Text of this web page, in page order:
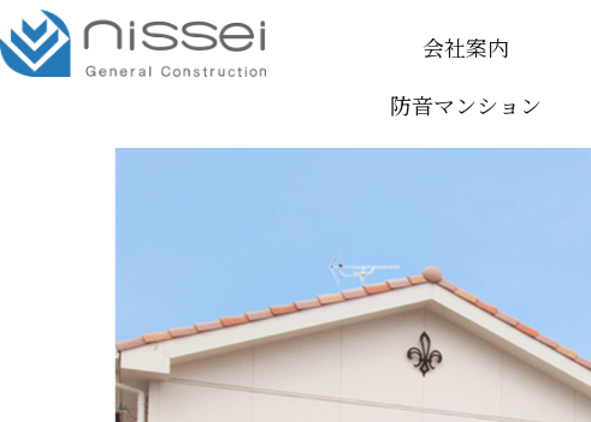
content
会社案内
代表ごあいさつ
防音マンション